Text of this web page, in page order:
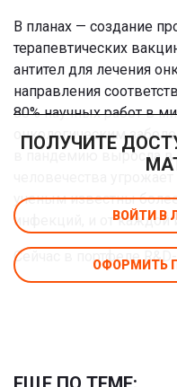
В планах — создание
терапевтических
антител для лечения
направления
80% научных работ в
онкологическим
в пандемию выросла
ученым известны
инфекций, и от каждой
Сейчас в портфеле
ПОЛУЧИТЕ
ВОЙТИ В
ОФОРМИТЬ